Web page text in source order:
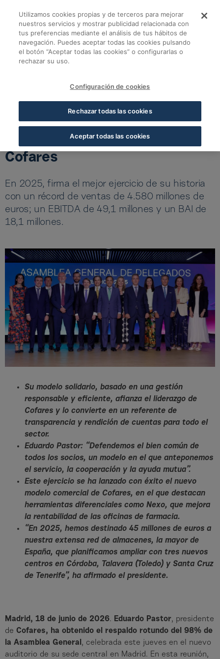
Eduardo Pastor
Volver a todas las noticias
Eduardo Pastor obtiene el
respaldo rotundo del 98% de
la Asamblea General de
Cofares
En 2025, firma el mejor ejercicio de su historia
con un récord de ventas de 4.580 millones de
euros; un EBITDA de 49,1 millones y un BAI de
18,1 millones.
Su modelo solidario, basado en una gestión
responsable y eficiente, afianza el liderazgo de
Cofares y lo convierte en un referente de
transparencia y rendición de cuentas para todo el
sector.
Eduardo Pastor: “Defendemos el bien común de
todos los socios, un modelo en el que anteponemos
el servicio, la cooperación y la ayuda mutua”.
Este ejercicio se ha lanzado con éxito el nuevo
modelo comercial de Cofares, en el que destacan
herramientas diferenciales como Nexo, que mejora
la rentabilidad de las oficinas de farmacia.
“En 2025, hemos destinado 45 millones de euros a
nuestra extensa red de almacenes, la mayor de
España, que planificamos ampliar con tres nuevos
centros en Córdoba, Talavera (Toledo) y Santa Cruz
de Tenerife”, ha afirmado el presidente.
Madrid, 18 de junio de 2026. Eduardo Pastor, presidente
de Cofares, ha obtenido el respaldo rotundo del 98% de
la Asamblea General , celebrada este jueves en el nuevo
auditorio de su sede central en Madrid. En esta reunión,
Utilizamos cookies propias y de terceros para mejorar
nuestros servicios y mostrar publicidad relacionada con
tus preferencias mediante el análisis de tus hábitos de
navegación. Puedes aceptar todas las cookies pulsando
el botón “Aceptar todas las cookies” o configurarlas o
rechazar su uso.
Configuración de cookies
Rechazar todas las cookies
Aceptar todas las cookies